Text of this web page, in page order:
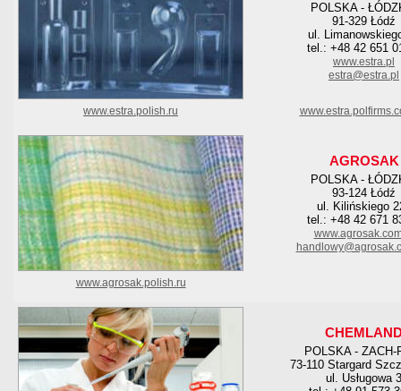
POLSKA -
91-329 Łódź
ul.
tel.: +48 42 651
www.estra.pl
estra@estra.pl
www.estra.polish.ru
AGROSAK
POLSKA -
93-124 Łódź
ul. Kilińskiego
tel.: +48 42 671
www.agrosak.polish.ru
POLSKA - ZACH-
73-110 Stargard
ul. Usługowa 3